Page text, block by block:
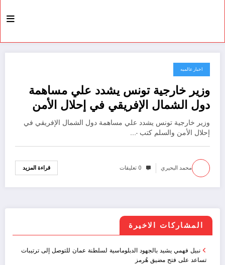
15 يوليو، 2022
اخبار عالميه
وزير خارجية تونس يشدد علي مساهمة
دول الشمال الإفريقي في إحلال الأمن
والسلم
وزير خارجية تونس يشدد علي مساهمة دول الشمال الإفريقي في
إحلال الأمن والسلم كتب -…
محمد البحيري 0 تعليقات قراءة المزيد
المشاركات الاخيرة
نبيل فهمي يشيد بالجهود الدبلوماسية لسلطنة عمان للتوصل إلى ترتيبات
تساعد على فتح مضيق هُرمز